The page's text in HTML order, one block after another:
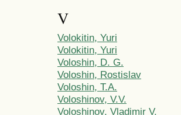
V
Volokitin, Yuri
Volokitin, Yuri
Voloshin, D. G.
Voloshin, Rostislav
Voloshin, T.A.
Voloshinov, V.V.
Voloshinov, Vladimir V.